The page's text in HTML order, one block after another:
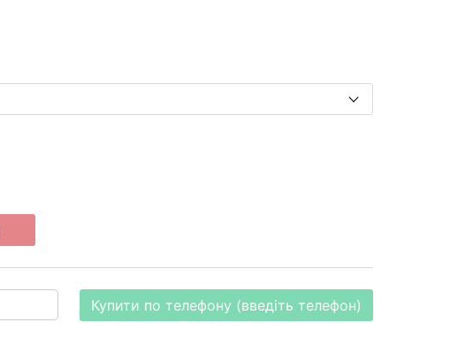
Купити по телефону (введіть телефон)